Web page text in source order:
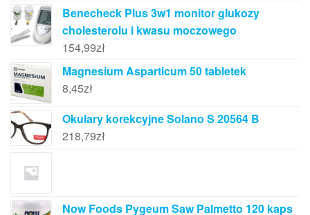
Benecheck Plus 3w1 monitor glukozy
cholesterolu i kwasu moczowego
154,99zł
Magnesium Asparticum 50 tabletek
8,45zł
Okulary korekcyjne Solano S 20564 B
218,79zł
Now Foods Pygeum Saw Palmetto 120 kaps